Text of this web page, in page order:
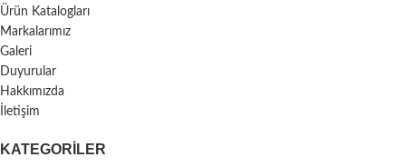
Ürün Katalogları
Markalarımız
Galeri
Duyurular
Hakkımızda
İletişim
KATEGORILER